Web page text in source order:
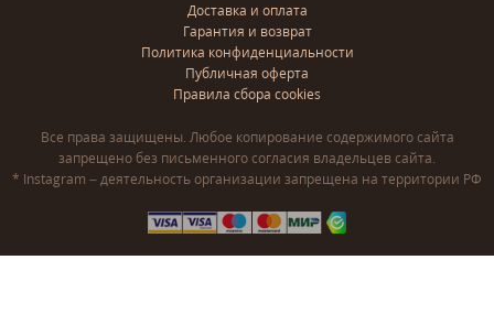
Доставка и оплата
Гарантия и возврат
Политика конфиденциальности
Публичная оферта
Правила сбора cookies
Все права защищены. Любое копирование содержимого сайта
запрещено без письменного согласия владельцев сайта.
* Instagram – деятельность организации запрещена на территории РФ